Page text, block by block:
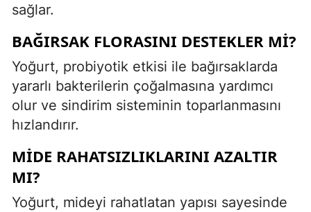
sağlar.
BAĞIRSAK FLORASINI DESTEKLER MI?
Yoğurt, probiyotik etkisi ile bağırsaklarda
yararlı bakterilerin çoğalmasına yardımcı
olur ve sindirim sisteminin toparlanmasını
hızlandırır.
MIDE RAHATSIZLIKLARINI AZALTIR
MI?
Yoğurt, mideyi rahatlatan yapısı sayesinde